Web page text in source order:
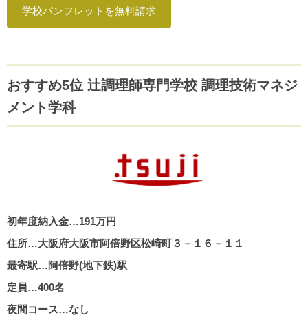
学校パンフレットを無料請求
おすすめ5位 辻調理師専門学校 調理技術マネジ
メント学科
初年度納入金…191万円
住所…大阪府大阪市阿倍野区松崎町３－１６－１１
最寄駅…阿倍野(地下鉄)駅
定員…400名
夜間コース…なし